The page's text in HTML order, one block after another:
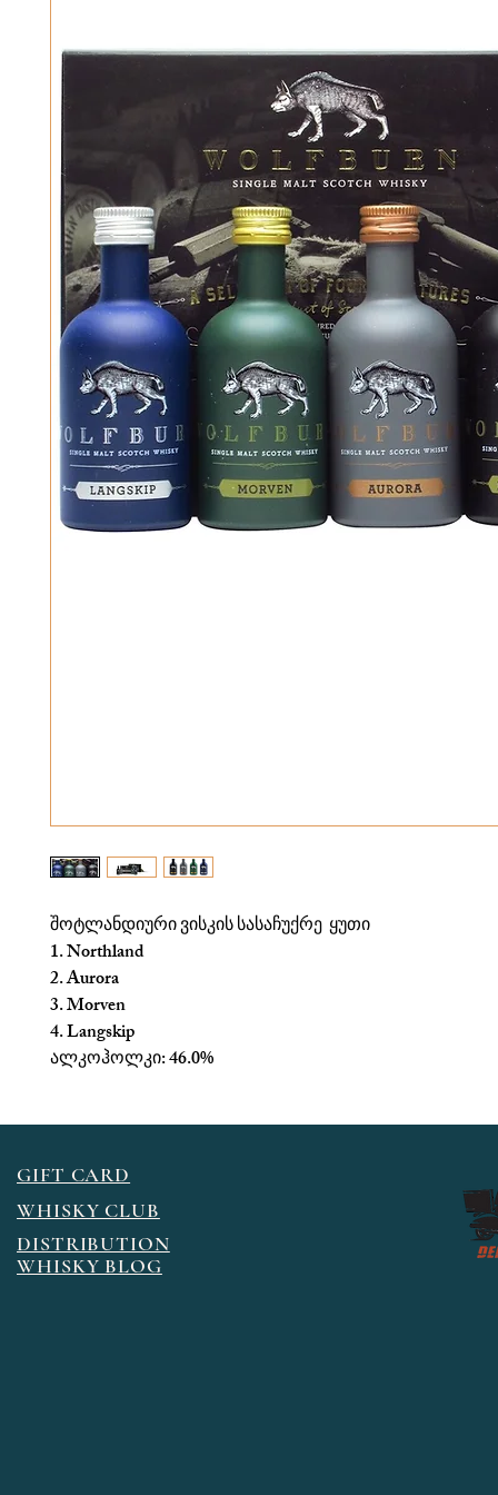
შოტლანდიური ვისკის სასაჩუქრე ყუთი
1. Northland
2. Aurora
3. Morven
4. Langskip
ალკოჰოლკი: 46.0%
GIFT CARD
WHISKY CLUB
DISTRIBUTION
WHISKY BLOG